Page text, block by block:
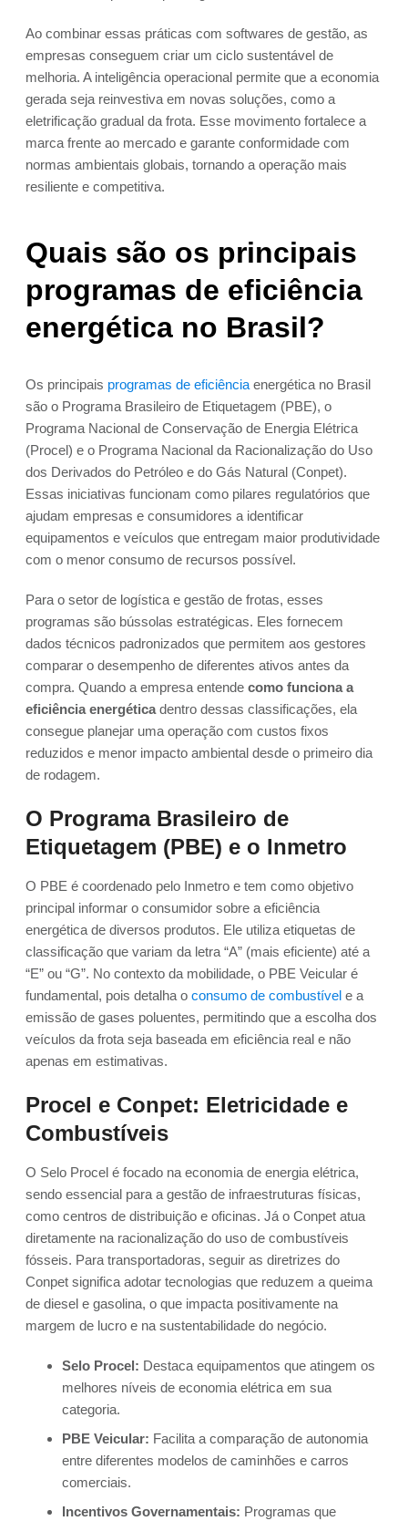
Ao combinar essas práticas com softwares de gestão, as
empresas conseguem criar um ciclo sustentável de
melhoria. A inteligência operacional permite que a economia
gerada seja reinvestiva em novas soluções, como a
eletrificação gradual da frota. Esse movimento fortalece a
marca frente ao mercado e garante conformidade com
normas ambientais globais, tornando a operação mais
resiliente e competitiva.
Quais são os principais
programas de eficiência
energética no Brasil?
Os principais programas de eficiência energética no Brasil
são o Programa Brasileiro de Etiquetagem (PBE), o
Programa Nacional de Conservação de Energia Elétrica
(Procel) e o Programa Nacional da Racionalização do Uso
dos Derivados do Petróleo e do Gás Natural (Conpet).
Essas iniciativas funcionam como pilares regulatórios que
ajudam empresas e consumidores a identificar
equipamentos e veículos que entregam maior produtividade
com o menor consumo de recursos possível.
Para o setor de logística e gestão de frotas, esses
programas são bússolas estratégicas. Eles fornecem
dados técnicos padronizados que permitem aos gestores
comparar o desempenho de diferentes ativos antes da
compra. Quando a empresa entende como funciona a
eficiência energéticadentro dessas classificações, ela
consegue planejar uma operação com custos fixos
reduzidos e menor impacto ambiental desde o primeiro dia
de rodagem.
O Programa Brasileiro de
Etiquetagem (PBE) e o Inmetro
O PBE é coordenado pelo Inmetro e tem como objetivo
principal informar o consumidor sobre a eficiência
energética de diversos produtos. Ele utiliza etiquetas de
classificação que variam da letra “A” (mais eficiente) até a
“E” ou “G”. No contexto da mobilidade, o PBE Veicular é
fundamental, pois detalha o consumo de combustível e a
emissão de gases poluentes, permitindo que a escolha dos
veículos da frota seja baseada em eficiência real e não
apenas em estimativas.
Procel e Conpet: Eletricidade e
Combustíveis
O Selo Procel é focado na economia de energia elétrica,
sendo essencial para a gestão de infraestruturas físicas,
como centros de distribuição e oficinas. Já o Conpet atua
diretamente na racionalização do uso de combustíveis
fósseis. Para transportadoras, seguir as diretrizes do
Conpet significa adotar tecnologias que reduzem a queima
de diesel e gasolina, o que impacta positivamente na
margem de lucro e na sustentabilidade do negócio.
Selo Procel: Destaca equipamentos que atingem os
melhores níveis de economia elétrica em sua
categoria.
PBE Veicular: Facilita a comparação de autonomia
entre diferentes modelos de caminhões e carros
comerciais.
Incentivos Governamentais: Programas que